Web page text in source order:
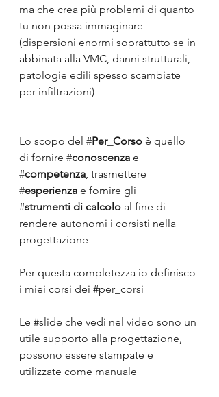
ma che crea più problemi di quanto
tu non possa immaginare
(dispersioni enormi soprattutto se in
abbinata alla VMC, danni strutturali,
patologie edili spesso scambiate
per infiltrazioni)
Lo scopo del #Per_Corso è quello
di fornire #conoscenza e
#competenza, trasmettere
#esperienza e fornire gli
#strumenti di calcolo al fine di
rendere autonomi i corsisti nella
progettazione
Per questa completezza io definisco
i miei corsi dei #per_corsi
Le #slide che vedi nel video sono un
utile supporto alla progettazione,
possono essere stampate e
utilizzate come manuale